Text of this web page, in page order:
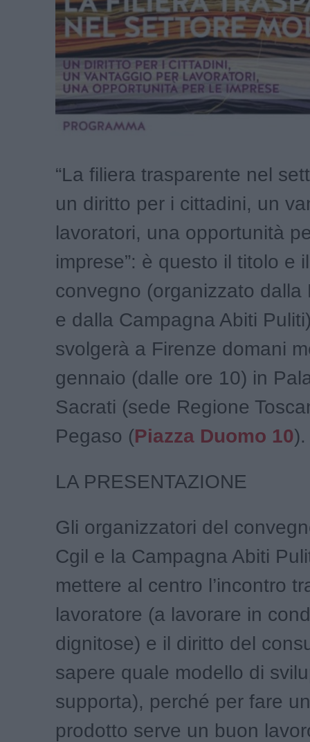
“La filiera trasparente nel
un diritto per i cittadini, un
lavoratori, una opportunità
imprese”: è questo il titolo e
convegno (organizzato dalla
e dalla Campagna Abiti
svolgerà a Firenze domani
gennaio (dalle ore 10) in
Sacrati (sede Regione
Pegaso (Piazza Duomo 10).
LA PRESENTAZIONE
Gli organizzatori del
Cgil e la Campagna Abiti
mettere al centro l’incontro
lavoratore (a lavorare in
dignitose) e il diritto del
sapere quale modello di
supporta), perché per fare
prodotto serve un buon